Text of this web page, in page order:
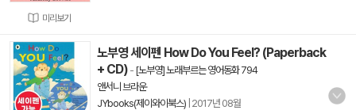
미리보기
노부영 세이펜 How Do You Feel? (Paperback
+ CD) - [노부영] 노래부르는 영어동화 794
앤서니 브라운
JYbooks(제이와이북스) 2017년 08월